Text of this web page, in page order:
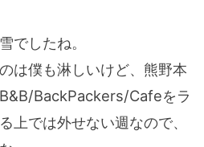
でしたね。
は僕も淋しいけど、熊野本
BackPackers/Cafeをラ
上では外せない週なので、